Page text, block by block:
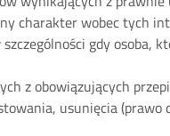
charakter wobec tych
gdy osoba,
z obowiązujących
usunięcia (prawo